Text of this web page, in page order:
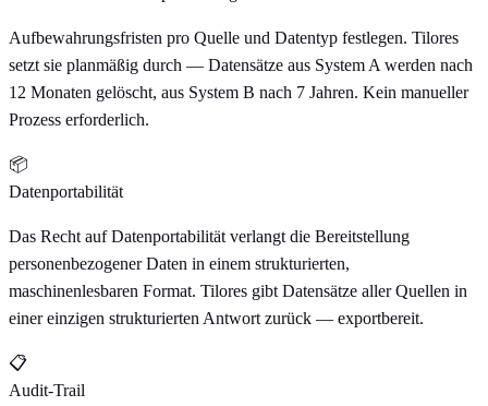
Aufbewahrungsfristen pro Quelle und Datentyp festlegen. Tilores
setzt sie planmäßig durch — Datensätze aus System A werden nach
12 Monaten gelöscht, aus System B nach 7 Jahren. Kein manueller
Prozess erforderlich.
📦
Datenportabilität
Das Recht auf Datenportabilität verlangt die Bereitstellung
personenbezogener Daten in einem strukturierten,
maschinenlesbaren Format. Tilores gibt Datensätze aller Quellen in
einer einzigen strukturierten Antwort zurück — exportbereit.
📋
Audit-Trail